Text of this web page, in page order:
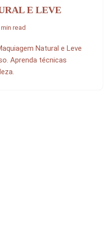
E LEVE
read
Natural e Leve
Aprenda técnicas